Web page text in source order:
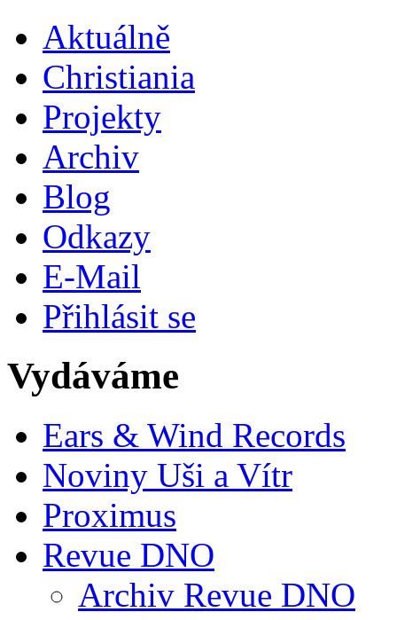
Aktuálně
Christiania
Projekty
Archiv
Blog
Odkazy
E-Mail
Přihlásit se
Vydáváme
Ears & Wind Records
Noviny Uši a Vítr
Proximus
Revue DNO
Archiv Revue DNO